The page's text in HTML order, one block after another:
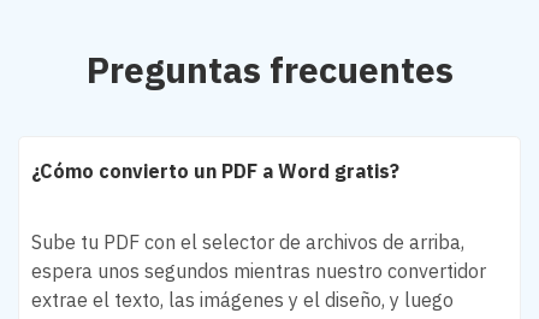
Preguntas frecuentes
¿Cómo convierto un PDF a Word gratis?
Sube tu PDF con el selector de archivos de arriba,
espera unos segundos mientras nuestro convertidor
extrae el texto, las imágenes y el diseño, y luego